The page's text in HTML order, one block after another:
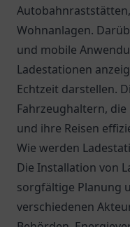
Wohnanlagen.
und mobile
Ladestationen
Echtzeit darstellen.
Fahrzeughaltern,
und ihre Reisen
Wie werden
Die Installation von
sorgfältige Planung
verschiedenen